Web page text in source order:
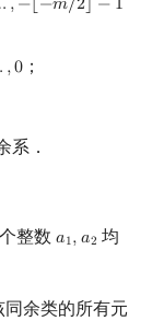
,−⌊−𝑚/2⌋ − 1
− ⌊−m/2⌋−1
,0 ；
系．
整数𝑎1,𝑎2
a1, a2 均
同余类的所有元